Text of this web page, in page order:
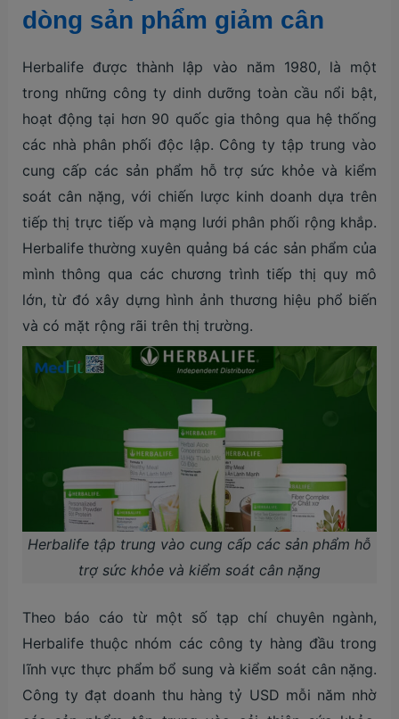
dòng sản phẩm giảm cân
Herbalife được thành lập vào năm 1980, là một
trong những công ty dinh dưỡng toàn cầu nổi bật,
hoạt động tại hơn 90 quốc gia thông qua hệ thống
các nhà phân phối độc lập. Công ty tập trung vào
cung cấp các sản phẩm hỗ trợ sức khỏe và kiểm
soát cân nặng, với chiến lược kinh doanh dựa trên
tiếp thị trực tiếp và mạng lưới phân phối rộng khắp.
Herbalife thường xuyên quảng bá các sản phẩm của
mình thông qua các chương trình tiếp thị quy mô
lớn, từ đó xây dựng hình ảnh thương hiệu phổ biến
và có mặt rộng rãi trên thị trường.
Herbalife tập trung vào cung cấp các sản phẩm hỗ
trợ sức khỏe và kiểm soát cân nặng
Theo báo cáo từ một số tạp chí chuyên ngành,
Herbalife thuộc nhóm các công ty hàng đầu trong
lĩnh vực thực phẩm bổ sung và kiểm soát cân nặng.
Công ty đạt doanh thu hàng tỷ USD mỗi năm nhờ